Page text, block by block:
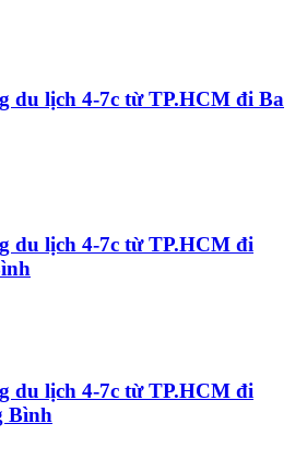
du lịch 4-7c từ TP.HCM đi Ba
du lịch 4-7c từ TP.HCM đi
du lịch 4-7c từ TP.HCM đi
Bình